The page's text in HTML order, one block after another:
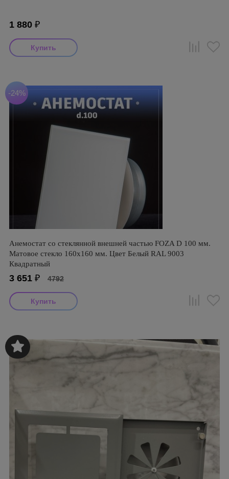
1 880 ₽
-24%
Анемостат со стеклянной внешней частью FOZA D 100 мм.
Матовое стекло 160х160 мм. Цвет Белый RAL 9003
Квадратный
3 651 ₽ 4792